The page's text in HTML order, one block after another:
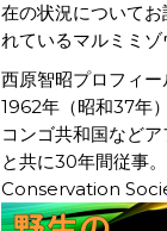
在の状況について
れているマルミミゾ
西原智昭プロフィー
1962年（昭和37年
コンゴ共和国など
と共に30年間従事
Conservation